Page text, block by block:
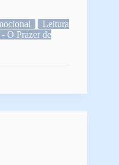
Leitura
O Prazer de